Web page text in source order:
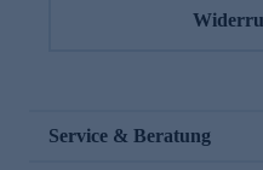
Service & Beratung